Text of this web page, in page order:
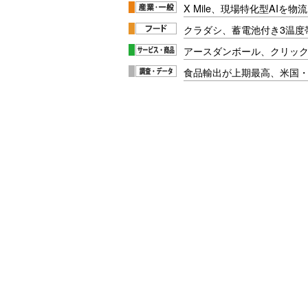
X Mile、現場特化型AIを物
クラダシ、蓄電池付き3温
アースダンボール、クリッ
食品輸出が上期最高、米国